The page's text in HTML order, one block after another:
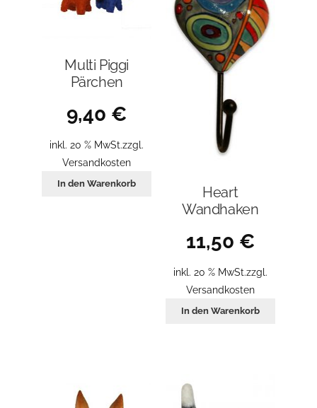
Multi Piggi
Pärchen
9,40 €
inkl. 20 % MwSt.zzgl.
Versandkosten
In den Warenkorb
Heart
Wandhaken
11,50 €
inkl. 20 % MwSt.zzgl.
Versandkosten
In den Warenkorb